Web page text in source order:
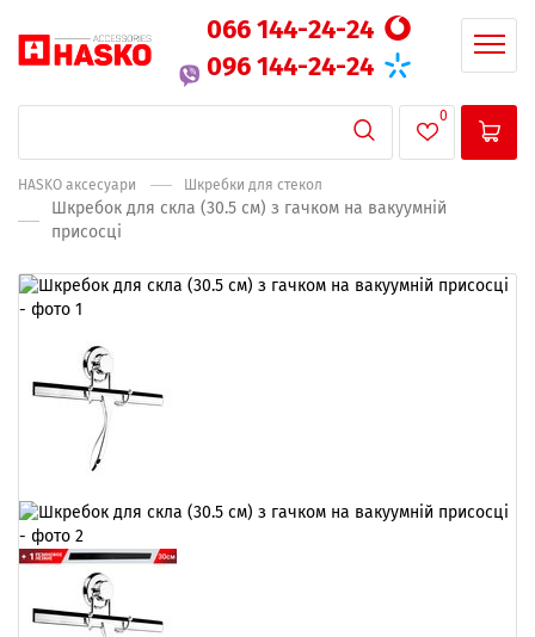
066 144-24-24
096 144-24-24
0
HASKO аксесуари Шкребки для стекол
Шкребок для скла (30.5 см) з гачком на вакуумній
присосці